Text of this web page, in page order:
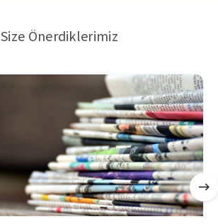
Size Önerdiklerimiz